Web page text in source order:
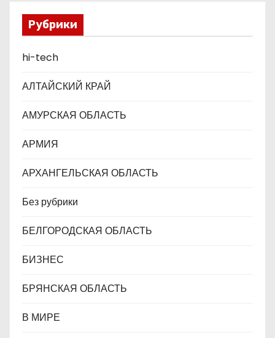
а
п
и
с
я
м
Рубрики
hi-tech
АЛТАЙСКИЙ КРАЙ
АМУРСКАЯ ОБЛАСТЬ
АРМИЯ
АРХАНГЕЛЬСКАЯ ОБЛАСТЬ
Без рубрики
БЕЛГОРОДСКАЯ ОБЛАСТЬ
БИЗНЕС
БРЯНСКАЯ ОБЛАСТЬ
В МИРЕ